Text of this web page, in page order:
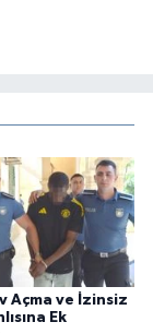
Açma ve İzinsiz
Ek